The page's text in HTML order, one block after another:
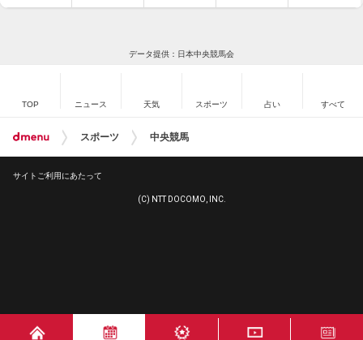
データ提供：日本中央競馬会
TOP ニュース 天気 スポーツ 占い すべて
スポーツ 中央競馬
サイトご利用にあたって
(C) NTT DOCOMO, INC.